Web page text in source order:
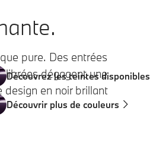
pure. Des entrées
dégagent une
design en noir brillant
Découvrez les teintes disponibles
Découvrir plus de couleurs